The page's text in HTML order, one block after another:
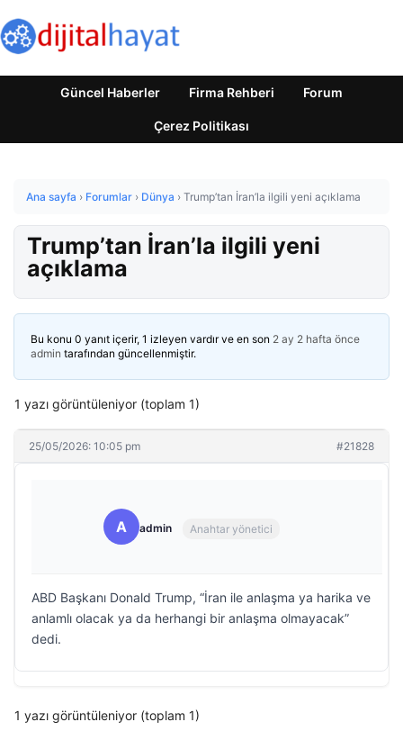
Güncel Haberler Firma Rehberi Forum
Çerez Politikası
Ana sayfa › Forumlar › Dünya › Trump’tan İran’la ilgili yeni açıklama
Trump’tan İran’la ilgili yeni
açıklama
Bu konu 0 yanıt içerir, 1 izleyen vardır ve en son 2 ay 2 hafta önce
admin tarafından güncellenmiştir.
1 yazı görüntüleniyor (toplam 1)
25/05/2026: 10:05 pm #21828
A admin Anahtar yönetici
ABD Başkanı Donald Trump, “İran ile anlaşma ya harika ve
anlamlı olacak ya da herhangi bir anlaşma olmayacak”
dedi.
1 yazı görüntüleniyor (toplam 1)